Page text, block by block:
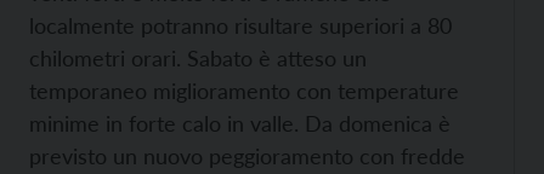
localmente potranno risultare superiori a 80
chilometri orari. Sabato è atteso un
temporaneo miglioramento con temperature
minime in forte calo in valle. Da domenica è
previsto un nuovo peggioramento con fredde